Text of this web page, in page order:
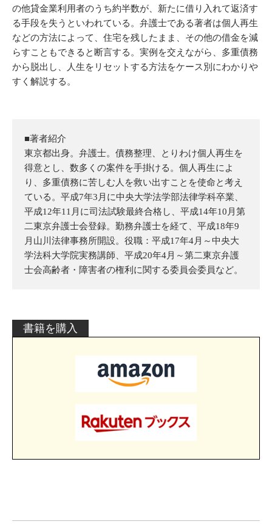
の他貸金業利用者のうち約半数が、新たに借り入れて返済す
る手段を失うといわれている。弁護士である著者は個人再生
などの方法によって、住宅を残したまま、その他の借金を減
らすこともできると断言する。実例を交えながら、多重債務
から脱出し、人生をリセットする方法をケース別にわかりや
すく解説する。
■著者紹介
東京都出身。弁護士。債務整理、とりわけ個人再生を
得意とし、数多くの案件を手掛ける。個人再生によ
り、多重債務に苦しむ人を救い出すことを使命と考え
ている。平成7年3月に中央大学法学部法律学科卒業、
平成12年11月に司法試験最終合格し、平成14年10月第
二東京弁護士会登録。勤務弁護士を経て、平成18年9
月山川法律事務所開設。役職：平成17年4月～中央大
学法科大学院実務講師、平成20年4月～第二東京弁護
士会高齢者・障害者の権利に関する委員会委員など。
書籍を購入